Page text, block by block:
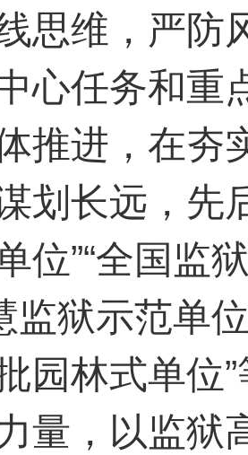
思维，严防
心任务和重
推进，在夯
划长远，先
位”“全国监
监狱示范单
园林式单位
量，以监狱